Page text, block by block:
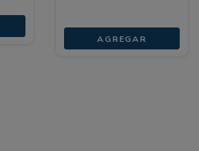
AGREGAR